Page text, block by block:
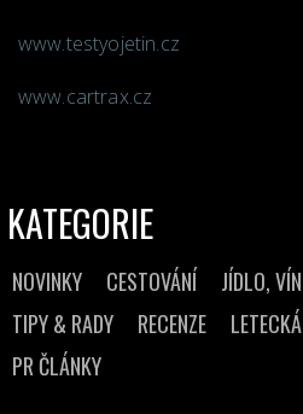
www.testyojetin.cz
www.cartrax.cz
KATEGORIE
NOVINKY CESTOVÁNÍ
JÍDLO,
TIPY & RADY
RECENZE
PR ČLÁNKY